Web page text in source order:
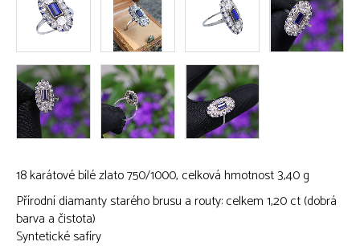
18 karátové bílé zlato 750/1000, celková hmotnost 3,40 g
Přírodní diamanty starého brusu a routy: celkem 1,20 ct (dobrá
barva a čistota)
Syntetické safíry